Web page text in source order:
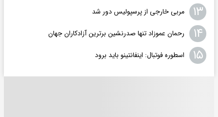
۱۳ مربی خارجی از پرسپولیس دور شد
۱۴ رحمان عموزاد تنها صدرنشین برترین آزادکاران جهان
۱۵ اسطوره فوتبال: اینفانتینو باید برود